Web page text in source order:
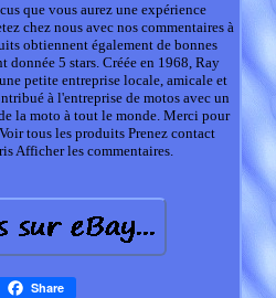
que vous aurez une expérience
chez nous avec nos commentaires à
obtiennent également de bonnes
donnée 5 stars. Créée en 1968, Ray
petite entreprise locale, amicale et
à l'entreprise de motos avec un
la moto à tout le monde. Merci pour
tous les produits Prenez contact
Afficher les commentaires.
Share